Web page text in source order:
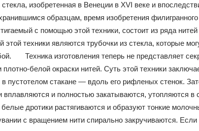
изобретенная в Венеции в XVI веке и
образцам, время изобретения филигранного
с помощью этой техники, состоит из ряда нитей
техники являются трубочки из стекла, которые
Техника изготовления теперь не представляет
белой окраски нитей. Суть этой техники
пустотелом стакане — вдоль его рифленых стенок.
и полностью закатываются, утопляются в
дротики растягиваются и образуют тонкие
с вращением нити спирально закручиваются.